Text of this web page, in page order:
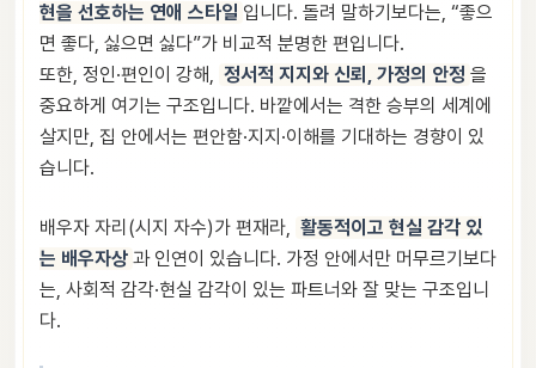
현을 선호하는 연애 스타일 입니다. 돌려 말하기보다는, “좋으
면 좋다, 싫으면 싫다”가 비교적 분명한 편입니다.
또한, 정인·편인이 강해, 정서적 지지와 신뢰, 가정의 안정 을
중요하게 여기는 구조입니다. 바깥에서는 격한 승부의 세계에
살지만, 집 안에서는 편안함·지지·이해를 기대하는 경향이 있
습니다.
배우자 자리(시지 자수)가 편재라, 활동적이고 현실 감각 있
는 배우자상 과 인연이 있습니다. 가정 안에서만 머무르기보다
는, 사회적 감각·현실 감각이 있는 파트너와 잘 맞는 구조입니
다.